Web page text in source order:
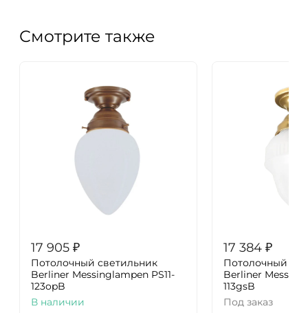
Смотрите также
17 905 ₽
Потолочный светильник
Berliner Messinglampen PS11-
123opB
В наличии
17 384 ₽
Потолочный
Berliner
113gsB
Под заказ